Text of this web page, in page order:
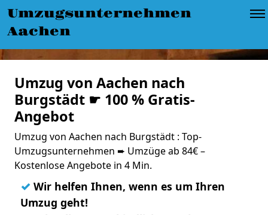
Umzugsunternehmen
Aachen
Umzug von Aachen nach
Burgstädt ☛ 100 % Gratis-
Angebot
Umzug von Aachen nach Burgstädt : Top-
Umzugsunternehmen ➨ Umzüge ab 84€ –
Kostenlose Angebote in 4 Min.
✓ Wir helfen Ihnen, wenn es um Ihren
Umzug geht!